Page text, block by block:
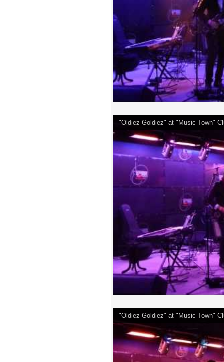
"Oldiez Goldiez" at "Music Town"
"Oldiez Goldiez" at "Music Town"